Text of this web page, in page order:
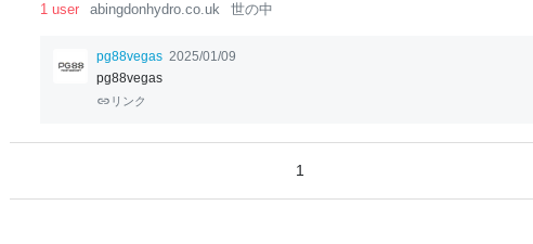
1 user abingdonhydro.co.uk 世の中
pg88vegas 2025/01/09
pg88vegas
リンク
1